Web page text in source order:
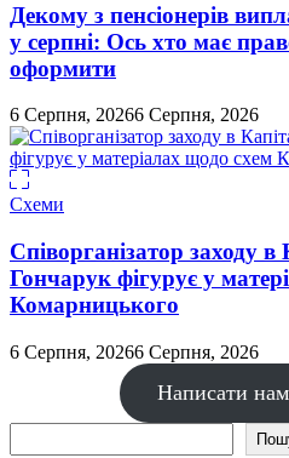
Декому з пенсіонерів
у серпні: Ось хто має
оформити
6 Серпня, 20266 Серпня, 2026
Схеми
Співорганізатор заходу в
Гончарук фігурує у
Комарницького
6 Серпня, 20266 Серпня, 2026
Написати